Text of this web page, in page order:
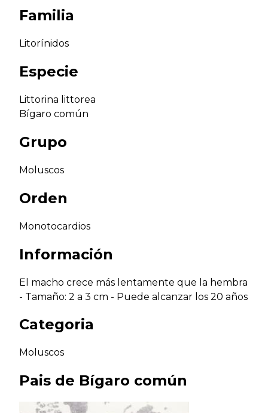
Familia
Litorínidos
Especie
Littorina littorea
Bígaro común
Grupo
Moluscos
Orden
Monotocardios
Información
El macho crece más lentamente que la hembra
- Tamaño: 2 a 3 cm - Puede alcanzar los 20 años
Categoria
Moluscos
Pais de Bígaro común